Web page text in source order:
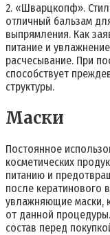
2. «Шварцкопф».
отличный бальзам
выпрямления. Как
питание и
расчесывание. При
способствует
структуры.
Маски
Постоянное
косметических
питанию и
после кератинового
увлажняющие маски,
от данной
состав перед